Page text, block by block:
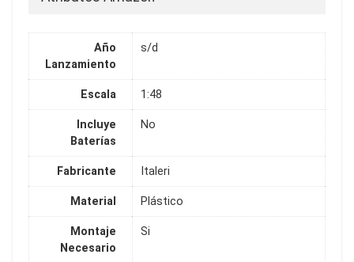
Año
Lanzamiento
s/d
Escala 1:48
Incluye
Baterías
No
Fabricante Italeri
Material Plástico
Montaje
Necesario
Si